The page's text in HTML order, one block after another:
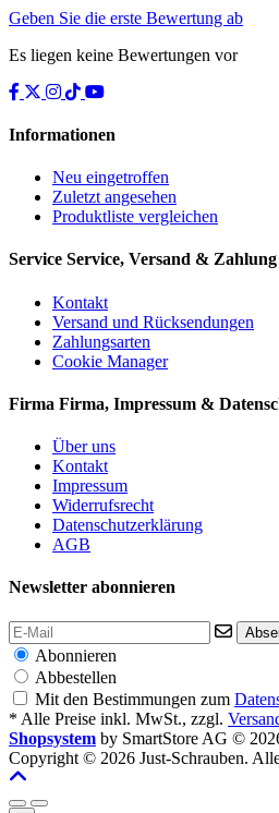
Geben Sie die erste Bewertung ab
Es liegen keine Bewertungen vor
Informationen
Neu eingetroffen
Zuletzt angesehen
Produktliste vergleichen
Service Service, Versand & Zahlung
Kontakt
Versand und Rücksendungen
Zahlungsarten
Cookie Manager
Firma Firma, Impressum &
Über uns
Kontakt
Impressum
Widerrufsrecht
Datenschutzerklärung
AGB
Newsletter abonnieren
Abonnieren
Abbestellen
Mit den Bestimmungen zum
* Alle Preise inkl. MwSt., zzgl.
Shopsystem by SmartStore AG ©
Copyright © 2026 Just-Schrauben.